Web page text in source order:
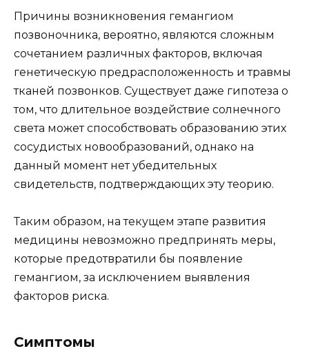
Причины возникновения гемангиом
позвоночника, вероятно, являются сложным
сочетанием различных факторов, включая
генетическую предрасположенность и травмы
тканей позвонков. Существует даже гипотеза о
том, что длительное воздействие солнечного
света может способствовать образованию этих
сосудистых новообразований, однако на
данный момент нет убедительных
свидетельств, подтверждающих эту теорию.
Таким образом, на текущем этапе развития
медицины невозможно предпринять меры,
которые предотвратили бы появление
гемангиом, за исключением выявления
факторов риска.
Симптомы